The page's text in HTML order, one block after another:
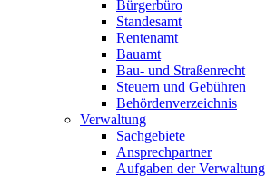
Bürgerbüro
Standesamt
Rentenamt
Bauamt
Bau- und Straßenrecht
Steuern und Gebühren
Behördenverzeichnis
Verwaltung
Sachgebiete
Ansprechpartner
Aufgaben der Verwaltung